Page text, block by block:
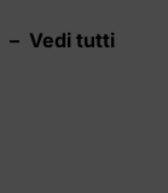
– Vedi tutti